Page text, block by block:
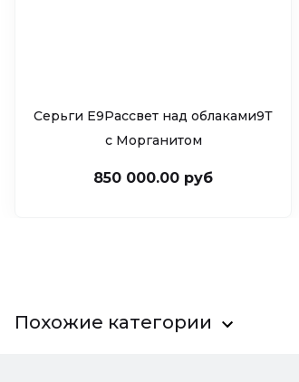
Серьги Е9Рассвет над облаками9Т
c Морганитом
850 000.00 руб
Похожие категории